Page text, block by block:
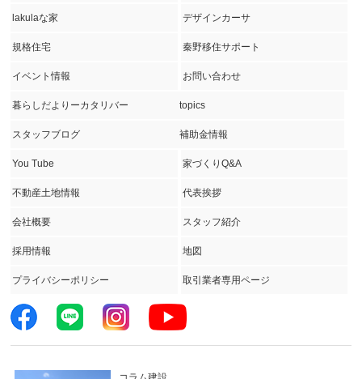
lakulaな家 デザインカーサ
規格住宅 秦野移住サポート
イベント情報 お問い合わせ
暮らしだよりーカタリバー topics
スタッフブログ 補助金情報
You Tube 家づくりQ&A
不動産土地情報 代表挨拶
会社概要 スタッフ紹介
採用情報 地図
プライバシーポリシー 取引業者専用ページ